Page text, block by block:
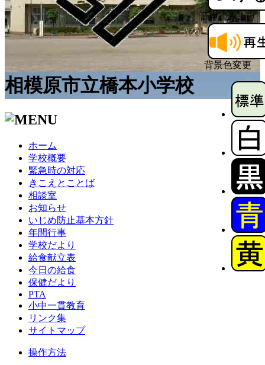
音声読み上げ
背景色変更
相模原市立橋本小学校
ホーム
学校概要
緊急時の対応
きこえとことば
相談室
お知らせ
いじめ防止基本方針
年間行事
学校だより
給食献立表
今日の給食
保健だより
PTA
小中一貫教育
リンク集
サイトマップ
操作方法